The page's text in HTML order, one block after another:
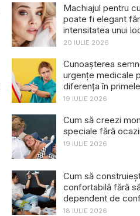
Machiajul pentru
poate fi elegant
intensitatea unui
20 IULIE 2026
Cunoașterea
urgențe medicale
diferența în
19 IULIE 2026
Cum să creezi
speciale fără
19 IULIE 2026
Cum să
confortabilă fără
dependent de
18 IULIE 2026